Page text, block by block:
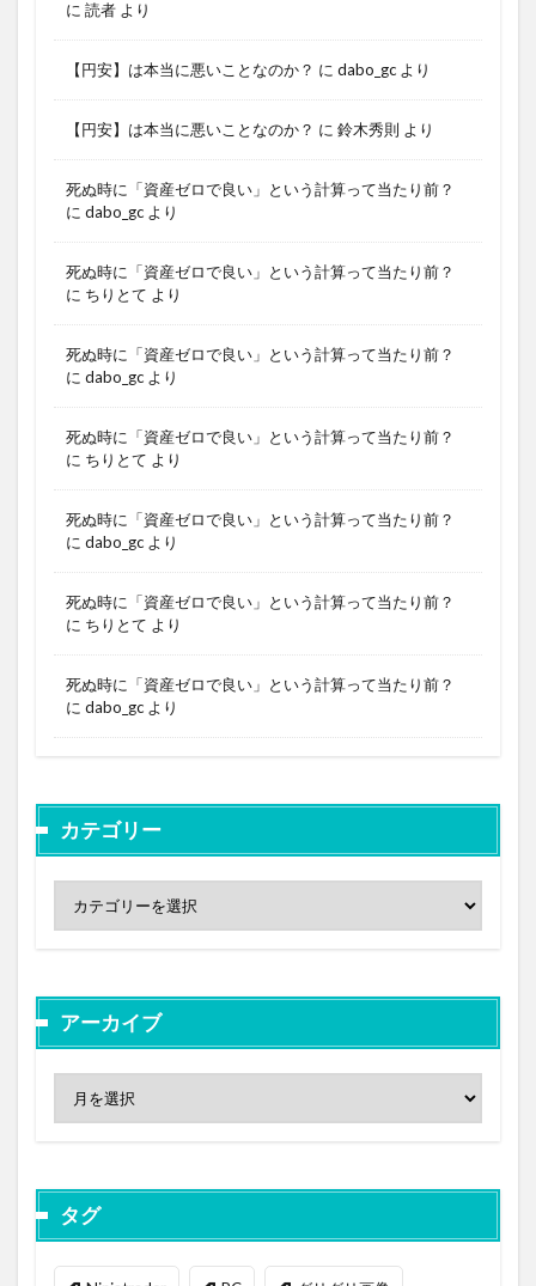
に 読者 より
【円安】は本当に悪いことなのか？ に dabo_gc より
【円安】は本当に悪いことなのか？ に 鈴木秀則 より
死ぬ時に「資産ゼロで良い」という計算って当たり前？
に dabo_gc より
死ぬ時に「資産ゼロで良い」という計算って当たり前？
に ちりとて より
死ぬ時に「資産ゼロで良い」という計算って当たり前？
に dabo_gc より
死ぬ時に「資産ゼロで良い」という計算って当たり前？
に ちりとて より
死ぬ時に「資産ゼロで良い」という計算って当たり前？
に dabo_gc より
死ぬ時に「資産ゼロで良い」という計算って当たり前？
に ちりとて より
死ぬ時に「資産ゼロで良い」という計算って当たり前？
に dabo_gc より
カテゴリー
アーカイブ
タグ